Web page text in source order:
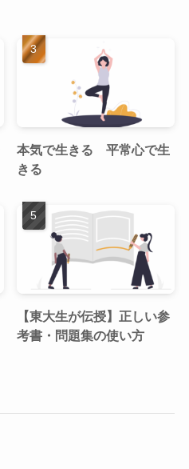
本気で生きる 平常心で生
きる
【東大生が伝授】正しい参
考書・問題集の使い方